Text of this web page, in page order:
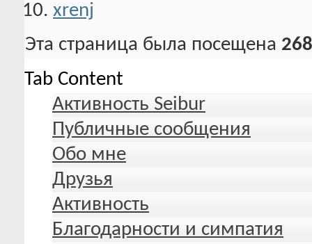
xrenj
Эта страница была посещена
Tab Content
Активность Seibur
Публичные сообщения
Обо мне
Друзья
Активность
Благодарности и симпатия